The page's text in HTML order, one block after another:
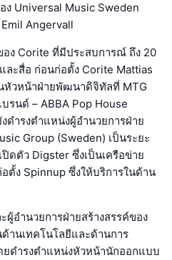
Universal Music Sweden
Angervall
ง Corite ที่มีประสบการณ์ ถึง 20
ละสื่อ ก่อนก่อตั้ง Corite Mattias
หัวหน้าฝ่ายพัฒนาดิจิทัลที่ MTG
รนด์ – ABBA Pop House
ดำรงตำแหน่งผู้อำนวยการฝ่าย
Group (Sweden) เป็นระยะ
ปิดตัว Digster ซึ่งเป็นเครือข่าย
ตั้ง Spinnup ซึ่งให้บริการในด้าน
ผู้อำนวยการฝ่ายสร้างสรรค์ของ
านเทคโนโลยีและด้านการ
ยดำรงตำแหน่งหัวหน้านักออกแบบ